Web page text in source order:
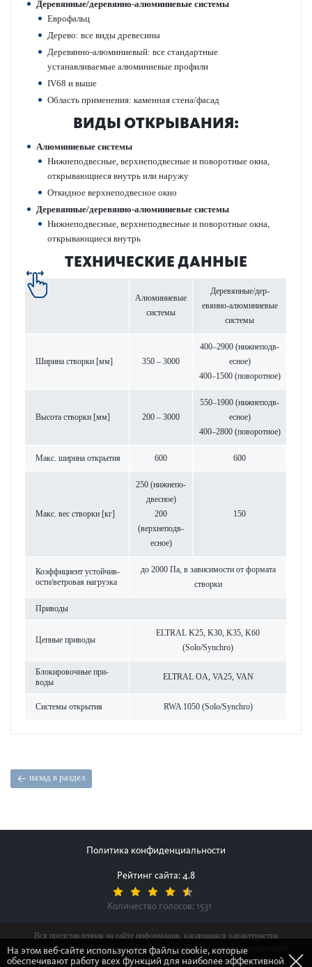
Дер­евянные/дер­евянно-алюминиевые сис­темы
Евр­офальц
Дерево: все виды дре­в­есины
Дер­евянно-алюминиевый: все стандартные
устанавливаемые алюминиевые профили
IV68 и выше
Область применения: каменная стена/фасад
ВИДЫ ОТКРЫВАНИЯ:
Алюминиевые сис­темы
Нижнепо­д­в­есные, верхнепо­д­в­есные и пово­р­отные окна,
открывающиеся внутрь или наружу
Откидное верхнепо­д­в­есное окно
Дер­евянные/дер­евянно-алюминиевые сис­темы
Нижнепо­д­в­есные, верхнепо­д­в­есные и пово­р­отные окна,
открывающиеся внутрь
ТЕХНИЧЕСКИЕ ДАННЫЕ
Алюминиевые
сис­темы
Дер­евянные/дер­
евянно-алюминиевые
сис­темы
Ширина створки [мм] 350 – 3000
400–2900 (нижнепо­д­в­
есное)
400–1500 (пово­р­отное)
Высота створки [мм] 200 – 3000
550–1900 (нижнепо­д­в­
есное)
400–2800 (пово­р­отное)
Макс. ширина открытия 600 600
Макс. вес створки [кг]
250 (нижнепо­
д­в­есное)
200
(верхнепо­д­в­
есное)
150
Коэффициент устойчив­
ости/ветровая нагрузка
до 2000 Па, в зав­исимости от формата
створки
При­воды
Цепные при­воды
ELTRAL K25, K30, K35, K60
(Solo/Synchro)
Блокировочные при­
воды
ELTRAL OA, VA25, VAN
Сис­темы открытия RWA 1050 (Solo/Synchro)
назад в раздел
Политика конфиденциальности
Рейтинг сайта: 4.8
Количество голосов: 1531
Вся представленная на сайте информация, касающаяся характеристик
продуктов, наличия на складе, стоимости товаров, носит информационный
характер и ни при каких условиях не является публичной офертой,
На этом веб-сайте используются файлы cookie, которые
обеспечивают работу всех функций для наиболее эффективной